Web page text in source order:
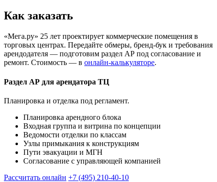
Как заказать
«Мега.ру» 25 лет проектирует коммерческие помещения в
торговых центрах. Передайте обмеры, бренд-бук и требования
арендодателя — подготовим раздел АР под согласование и
ремонт. Стоимость — в онлайн-калькуляторе.
Раздел АР для арендатора ТЦ
Планировка и отделка под регламент.
Планировка арендного блока
Входная группа и витрина по концепции
Ведомости отделки по классам
Узлы примыкания к конструкциям
Пути эвакуации и МГН
Согласование с управляющей компанией
Рассчитать онлайн +7 (495) 210-40-10